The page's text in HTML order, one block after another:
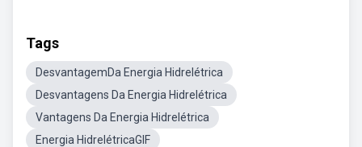
Tags
DesvantagemDa Energia Hidrelétrica
Desvantagens Da Energia Hidrelétrica
Vantagens Da Energia Hidrelétrica
Energia HidrelétricaGIF